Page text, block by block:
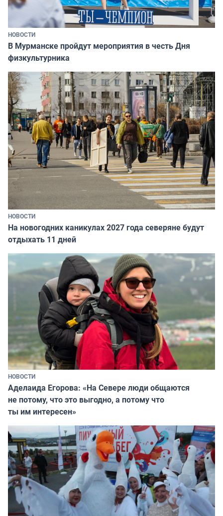
НОВОСТИ
В Мурманске пройдут мероприятия в честь Дня
физкультурника
НОВОСТИ
На новогодних каникулах 2027 года северяне будут
отдыхать 11 дней
НОВОСТИ
Аделаида Егорова: «На Севере люди общаются
не потому, что это выгодно, а потому что
ты им интересен»